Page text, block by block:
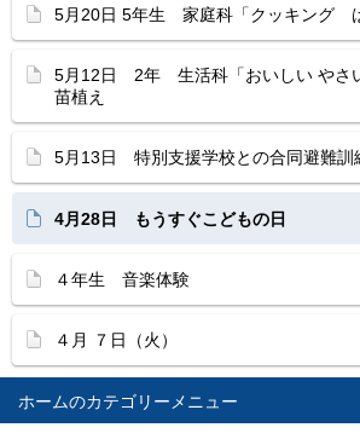
ホーム
5月20日 5年生 家庭科「クッキング は
5月12日 2年 生活科「おいしい やさい
苗植え
5月13日 特別支援学校との合同避難訓
4月28日 もうすぐこどもの日
４年生 音楽体験
４月 ７日（火）